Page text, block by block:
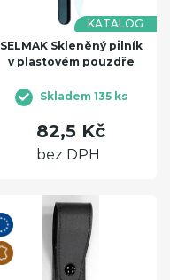
KATALOG
SELMAK Skleněný pilník
v plastovém pouzdře
Skladem 135 ks
82,5 Kč
bez DPH